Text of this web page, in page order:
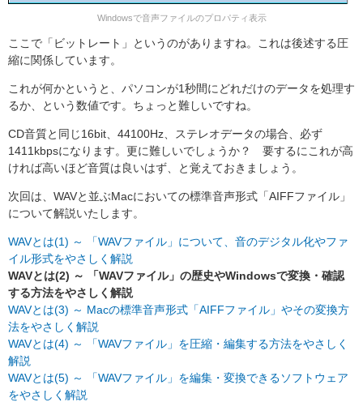
Windowsで音声ファイルのプロパティ表示
ここで「ビットレート」というのがありますね。これは後述する圧
縮に関係しています。
これが何かというと、パソコンが1秒間にどれだけのデータを処理す
るか、という数値です。ちょっと難しいですね。
CD音質と同じ16bit、44100Hz、ステレオデータの場合、必ず
1411kbpsになります。更に難しいでしょうか？ 要するにこれが高
ければ高いほど音質は良いはず、と覚えておきましょう。
次回は、WAVと並ぶMacにおいての標準音声形式「AIFFファイル」
について解説いたします。
WAVとは(1) ～ 「WAVファイル」について、音のデジタル化やファ
イル形式をやさしく解説
WAVとは(2) ～ 「WAVファイル」の歴史やWindowsで変換・確認
する方法をやさしく解説
WAVとは(3) ～ Macの標準音声形式「AIFFファイル」やその変換方
法をやさしく解説
WAVとは(4) ～ 「WAVファイル」を圧縮・編集する方法をやさしく
解説
WAVとは(5) ～ 「WAVファイル」を編集・変換できるソフトウェア
をやさしく解説